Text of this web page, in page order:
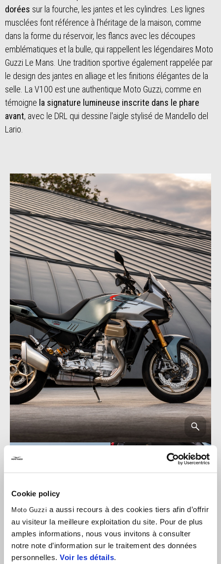
Cookie policy
Moto Guzzi a aussi recours à des cookies tiers afin d’offrir
au visiteur la meilleure exploitation du site. Pour de plus
amples informations, nous vous invitons à consulter
notre note d’information sur le traitement des données
personnelles. Voir les détails.
dorées sur la fourche, les jantes et les cylindres. Les lignes
musclées font référence à l'héritage de la maison, comme
dans la forme du réservoir, les flancs avec les découpes
emblématiques et la bulle, qui rappellent les légendaires Moto
Guzzi Le Mans. Une tradition sportive également rappelée par
le design des jantes en alliage et les finitions élégantes de la
selle. La V100 est une authentique Moto Guzzi, comme en
témoigne la signature lumineuse inscrite dans le phare
avant, avec le DRL qui dessine l'aigle stylisé de Mandello del
Lario.